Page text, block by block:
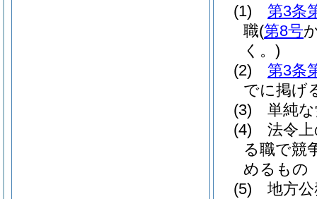
(1)
第3条
職(第8号
く。)
(2)
第3条
でに掲げ
(3)
単純
(4)
法令
る職で競
めるもの
(5)
地方